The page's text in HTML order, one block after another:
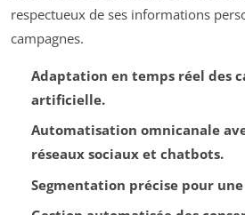
respectueux de ses informations
campagnes.
Adaptation en temps réel des
artificielle.
Automatisation omnicanale
réseaux sociaux et chatbots.
Segmentation précise pour